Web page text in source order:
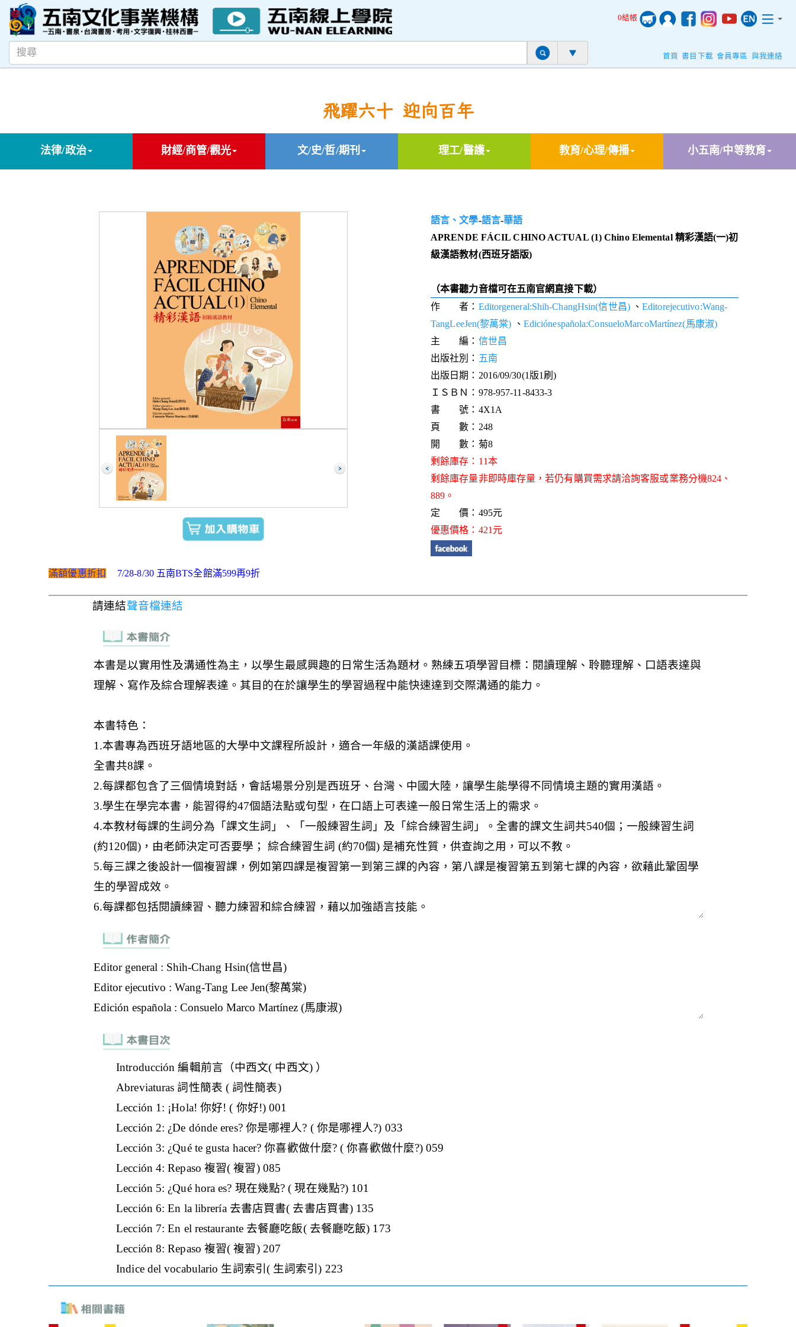
0結帳
首頁 書目下載 會員專區 與我連絡
飛躍六十 迎向百年
法律/政治 財經/商管/觀光 文/史/哲/期刊 理工/醫護 教育/心理/傳播 小五南/中等教育
語言、文學-語言-華語
APRENDE FÁCIL CHINO ACTUAL (1) Chino Elemental 精彩漢語(一)初
級漢語教材(西班牙語版)
（本書聽力音檔可在五南官網直接下載）
作 者： Editorgeneral:Shih-ChangHsin(信世昌)、Editorejecutivo:Wang-
TangLeeJen(黎萬棠) 、 Ediciónespañola:ConsueloMarcoMartínez(馬康淑)
主 編： 信世昌
出版社別： 五南
出版日期：2016/09/30(1版1刷)
ＩＳＢＮ：978-957-11-8433-3
書 號：4X1A
頁 數：248
開 數：菊8
剩餘庫存：11本
剩餘庫存量非即時庫存量，若仍有購買需求請洽詢客服或業務分機824、
889。
定 價：495元
優惠價格：421元
滿額優惠折扣 7/28-8/30 五南BTS全館滿599再9折
請連結聲音檔連結
Introducción 編輯前言（中西文( 中西文) ）
Abreviaturas 詞性簡表 ( 詞性簡表)
Lección 1: ¡Hola! 你好! ( 你好!) 001
Lección 2: ¿De dónde eres? 你是哪裡人? ( 你是哪裡人?) 033
Lección 3: ¿Qué te gusta hacer? 你喜歡做什麼? ( 你喜歡做什麼?) 059
Lección 4: Repaso 複習( 複習) 085
Lección 5: ¿Qué hora es? 現在幾點? ( 現在幾點?) 101
Lección 6: En la librería 去書店買書( 去書店買書) 135
Lección 7: En el restaurante 去餐廳吃飯( 去餐廳吃飯) 173
Lección 8: Repaso 複習( 複習) 207
Indice del vocabulario 生詞索引( 生詞索引) 223